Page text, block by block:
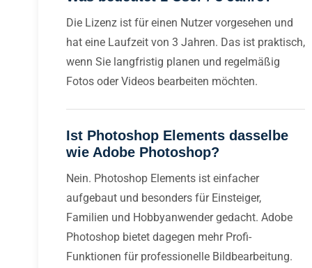
Die Lizenz ist für einen Nutzer vorgesehen und
hat eine Laufzeit von 3 Jahren. Das ist praktisch,
wenn Sie langfristig planen und regelmäßig
Fotos oder Videos bearbeiten möchten.
Ist Photoshop Elements dasselbe
wie Adobe Photoshop?
Nein. Photoshop Elements ist einfacher
aufgebaut und besonders für Einsteiger,
Familien und Hobbyanwender gedacht. Adobe
Photoshop bietet dagegen mehr Profi-
Funktionen für professionelle Bildbearbeitung.